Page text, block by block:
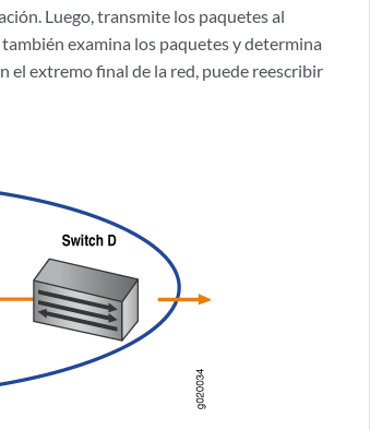
Luego, transmite los paquetes al
examina los paquetes y determina
el extremo final de la red, puede reescribir